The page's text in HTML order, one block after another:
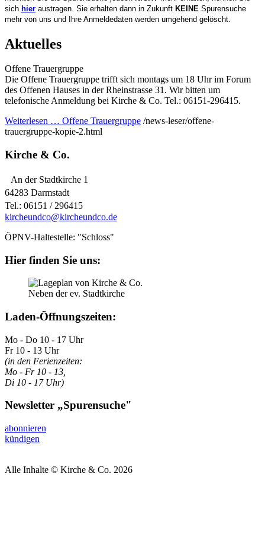
sich hier austragen. Sie erhalten dann in Zukunft KEINE Spurensuche
mehr von uns und Ihre Anmeldedaten werden umgehend gelöscht.
Aktuelles
Offene Trauergruppe
Die Offene Trauergruppe trifft sich montags um 18 Uhr im Forum
des Offenen Hauses in der Rheinstrasse 31. Wir bitten um
telefonische Anmeldung bei Kirche & Co. Tel.: 06151-296415.
Weiterlesen … Offene Trauergruppe /news-leser/offene-
trauergruppe-kopie-2.html
Kirche & Co.
An der Stadtkirche 1
64283 Darmstadt
Tel.: 06151 / 296415
kircheundco@kircheundco.de
ÖPNV-Haltestelle: "Schloss"
Hier finden Sie uns:
Neben der ev. Stadtkirche
Laden-Öffnungszeiten:
Mo - Do 10 - 17 Uhr
Fr 10 - 13 Uhr
(in den Ferienzeiten:
Mo - Fr 10 - 13,
Di 10 - 17 Uhr)
Newsletter „Spurensuche"
abonnieren
kündigen
Alle Inhalte © Kirche & Co. 2026